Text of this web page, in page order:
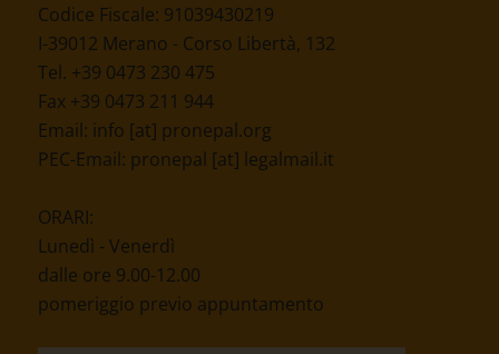
Codice Fiscale: 91039430219
I-39012 Merano - Corso Libertà, 132
Tel. +39 0473 230 475
Fax +39 0473 211 944
Email: info [at] pronepal.org
PEC-Email: pronepal [at] legalmail.it
ORARI:
Lunedì - Venerdì
dalle ore 9.00-12.00
pomeriggio previo appuntamento